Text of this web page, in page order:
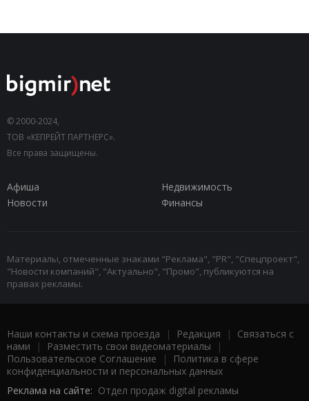
© 2000-2024,
ТОВ «КЕПРЕЙТ ПАРТНЕРС».
Все права защищены.
Афиша
Недвижимость
Новости
Финансы
Материалы, отмеченные знаками "Реклама", "PR", "Спецпроект",
"Новости компаний", "Актуально", "Промо", публикуются на
правах рекламы.
Наши контакты и схема проезда | Редакция | Связаться с
нами | Разместить свои видеоматериалы |
Пользовательское Соглашение |
Политика в сфере
конфиденциальности и персональных данных
Реклама на сайте: Отдел продаж digital рекламы